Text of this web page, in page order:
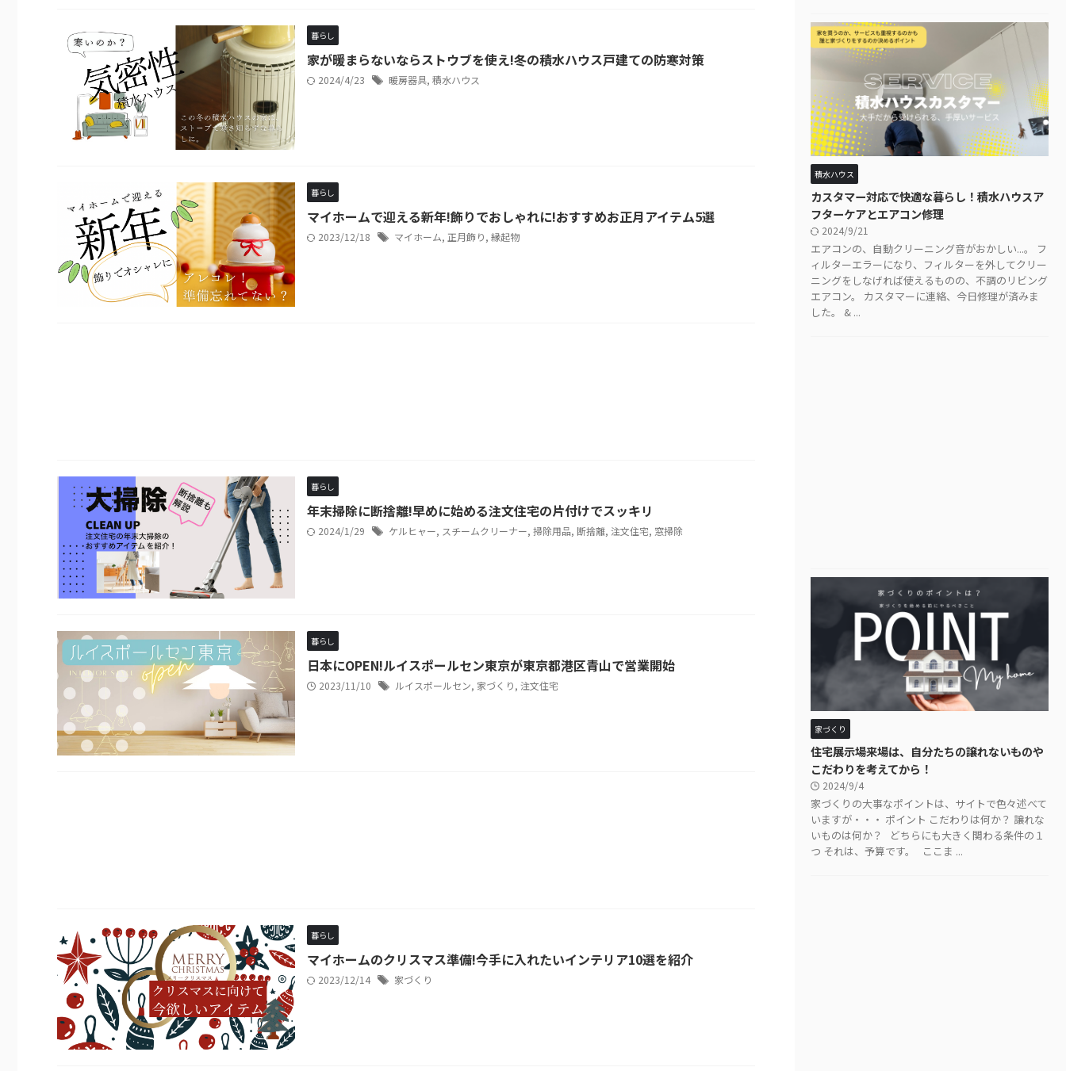
暮らし
家が暖まらないならストウブを使え!冬の積水ハウス戸建ての防寒対策
2024/4/23 暖房器具, 積水ハウス
暮らし
マイホームで迎える新年!飾りでおしゃれに!おすすめお正月アイテム5選
2023/12/18 マイホーム, 正月飾り, 縁起物
暮らし
年末掃除に断捨離!早めに始める注文住宅の片付けでスッキリ
2024/1/29 ケルヒャー, スチームクリーナー, 掃除用品, 断捨離, 注文住宅, 窓掃除
暮らし
日本にOPEN!ルイスポールセン東京が東京都港区青山で営業開始
2023/11/10 ルイスポールセン, 家づくり, 注文住宅
暮らし
マイホームのクリスマス準備!今手に入れたいインテリア10選を紹介
2023/12/14 家づくり
積水ハウス
カスタマー対応で快適な暮らし！積水ハウスア
フターケアとエアコン修理
2024/9/21
エアコンの、自動クリーニング音がおかしい...。 フ
ィルターエラーになり、フィルターを外してクリー
ニングをしなげれば使えるものの、不調のリビング
エアコン。 カスタマーに連絡、今日修理が済みま
した。 & ...
家づくり
住宅展示場来場は、自分たちの譲れないものや
こだわりを考えてから！
2024/9/4
家づくりの大事なポイントは、サイトで色々述べて
いますが・・・ ポイント こだわりは何か？ 譲れな
いものは何か？ どちらにも大きく関わる条件の１
つ それは、予算です。 ここま ...